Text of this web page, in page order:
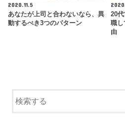
2020.11.5
あなたが上司と合わないなら、異
動するべき3つのパターン
20
職し
由